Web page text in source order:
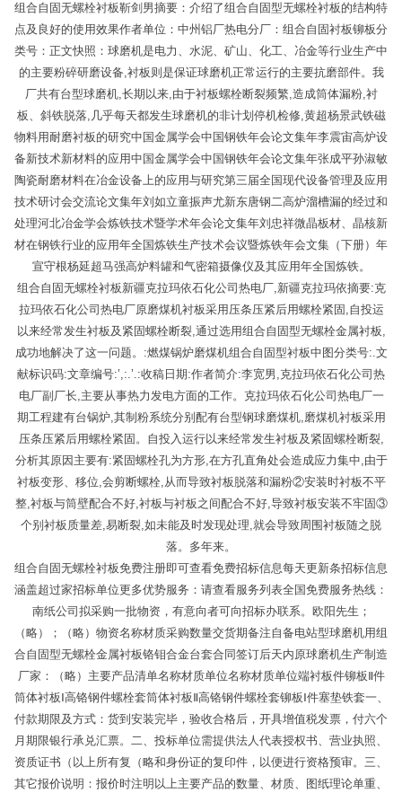
组合自固无螺栓衬板靳剑男摘要：介绍了组合自固型无螺栓衬板的结构特
点及良好的使用效果作者单位：中州铝厂热电分厂：组合自固衬板铆板分
类号：正文快照：球磨机是电力、水泥、矿山、化工、冶金等行业生产中
的主要粉碎研磨设备,衬板则是保证球磨机正常运行的主要抗磨部件。我
厂共有台型球磨机,长期以来,由于衬板螺栓断裂频繁,造成筒体漏粉,衬
板、斜铁脱落,几乎每天都发生球磨机的非计划停机检修,黄超杨景武铁磁
物料用耐磨衬板的研究中国金属学会中国钢铁年会论文集年李震宙高炉设
备新技术新材料的应用中国金属学会中国钢铁年会论文集年张成平孙淑敏
陶瓷耐磨材料在冶金设备上的应用与研究第三届全国现代设备管理及应用
技术研讨会交流论文集年刘如立童振声尤新东唐钢二高炉溜槽漏的经过和
处理河北冶金学会炼铁技术暨学术年会论文集年刘忠祥微晶板材、晶核新
材在钢铁行业的应用年全国炼铁生产技术会议暨炼铁年会文集（下册）年
宣守根杨延超马强高炉料罐和气密箱摄像仪及其应用年全国炼铁。
组合自固无螺栓衬板新疆克拉玛依石化公司热电厂,新疆克拉玛依摘要:克
拉玛依石化公司热电厂原磨煤机衬板采用压条压紧后用螺栓紧固,自投运
以来经常发生衬板及紧固螺栓断裂,通过选用组合自固型无螺栓金属衬板,
成功地解决了这一问题。:燃煤锅炉磨煤机组合自固型衬板中图分类号:.文
献标识码:文章编号:’,:.’.:收稿日期:作者简介:李宽男,克拉玛依石化公司热
电厂副厂长,主要从事热力发电方面的工作。克拉玛依石化公司热电厂一
期工程建有台锅炉,其制粉系统分别配有台型钢球磨煤机,磨煤机衬板采用
压条压紧后用螺栓紧固。自投入运行以来经常发生衬板及紧固螺栓断裂,
分析其原因主要有:紧固螺栓孔为方形,在方孔直角处会造成应力集中,由于
衬板变形、移位,会剪断螺栓,从而导致衬板脱落和漏粉②安装时衬板不平
整,衬板与筒壁配合不好,衬板与衬板之间配合不好,导致衬板安装不牢固③
个别衬板质量差,易断裂,如未能及时发现处理,就会导致周围衬板随之脱
落。多年来。
组合自固无螺栓衬板免费注册即可查看免费招标信息每天更新条招标信息
涵盖超过家招标单位更多优势服务：请查看服务列表全国免费服务热线：
南纸公司拟采购一批物资，有意向者可向招标办联系。欧阳先生；
（略）；（略）物资名称材质采购数量交货期备注自备电站型球磨机用组
合自固型无螺栓金属衬板铬钼合金台套合同签订后天内原球磨机生产制造
厂家：（略）主要产品清单名称材质单位名称材质单位端衬板件铆板Ⅱ件
筒体衬板Ⅰ高铬钢件螺栓套筒体衬板Ⅱ高铬钢件螺栓套铆板Ⅰ件塞垫铁套一、
付款期限及方式：货到安装完毕，验收合格后，开具增值税发票，付六个
月期限银行承兑汇票。二、投标单位需提供法人代表授权书、营业执照、
资质证书（以上所有复（略和身份证的复印件，以便进行资格预审。三、
其它报价说明：报价时注明以上主要产品的数量、材质、图纸理论单重、